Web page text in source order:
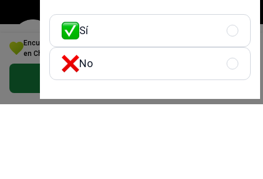
Encuentre su solución ideal en Cardiología: Ofertas personalizadas
en Chipre
Obtener una oferta gratis
Sí
No
La mejor startup médica
Excelente experiencia del
paciente y calidad del
servicio